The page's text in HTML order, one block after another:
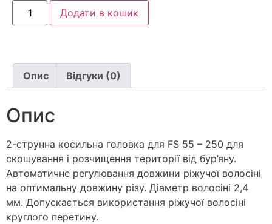
Додати в кошик
Опис Відгуки (0)
Опис
2-струнна косильна головка для FS 55 – 250 для
скошування і розчищення території від бур’яну.
Автоматичне регулювання довжини ріжучої волосіні
на оптимальну довжину різу. Діаметр волосіні 2,4
мм. Допускається використання ріжучої волосіні
круглого перетину.